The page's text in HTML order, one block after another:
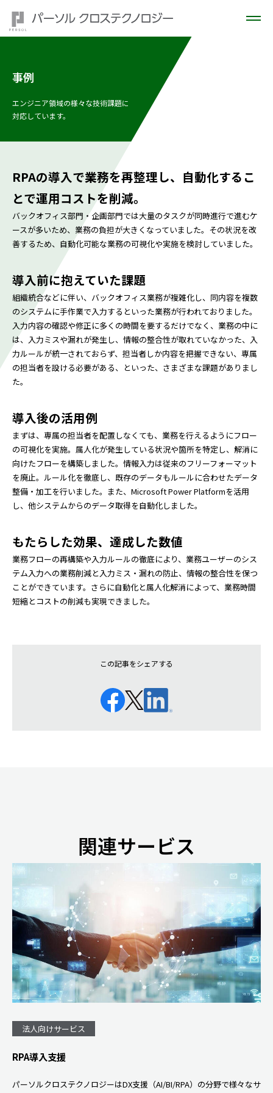
事例
エンジニア領域の様々な技術課題に
対応しています。
RPAの導入で業務を再整理し、自動化するこ
とで運用コストを削減。
バックオフィス部門・企画部門では大量のタスクが同時進行で進むケ
ースが多いため、業務の負担が大きくなっていました。その状況を改
善するため、自動化可能な業務の可視化や実施を検討していました。
導入前に抱えていた課題
組織統合などに伴い、バックオフィス業務が複雑化し、同内容を複数
のシステムに手作業で入力するといった業務が行われておりました。
入力内容の確認や修正に多くの時間を要するだけでなく、業務の中に
は、入力ミスや漏れが発生し、情報の整合性が取れていなかった、入
力ルールが統一されておらず、担当者しか内容を把握できない、専属
の担当者を設ける必要がある、といった、さまざまな課題がありまし
た。
導入後の活用例
まずは、専属の担当者を配置しなくても、業務を行えるようにフロー
の可視化を実施。属人化が発生している状況や箇所を特定し、解消に
向けたフローを構築しました。情報入力は従来のフリーフォーマット
を廃止。ルール化を徹底し、既存のデータもルールに合わせたデータ
整備・加工を行いました。また、Microsoft Power Platformを活用
し、他システムからのデータ取得を自動化しました。
もたらした効果、達成した数値
業務フローの再構築や入力ルールの徹底により、業務ユーザーのシス
テム入力への業務削減と入力ミス・漏れの防止、情報の整合性を保つ
ことができています。さらに自動化と属人化解消によって、業務時間
短縮とコストの削減も実現できました。
この記事をシェアする
関連サービス
法人向けサービス
RPA導入支援
パーソルクロステクノロジーはDX支援（AI/BI/RPA）の分野で様々なサ